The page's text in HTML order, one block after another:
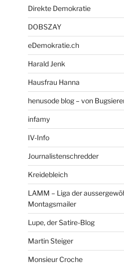
Direkte Demokratie
DOBSZAY
eDemokratie.ch
Harald Jenk
Hausfrau Hanna
henusode blog – von
infamy
IV-Info
Journalistenschredder
Kreidebleich
LAMM – Liga der
Montagsmailer
Lupe, der Satire-Blog
Martin Steiger
Monsieur Croche